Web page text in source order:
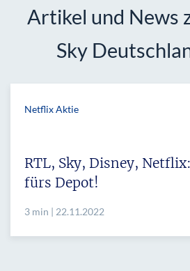
Artikel und News
Sky
Netflix Aktie
RTL, Sky, Disney,
fürs Depot!
3 min | 22.11.2022